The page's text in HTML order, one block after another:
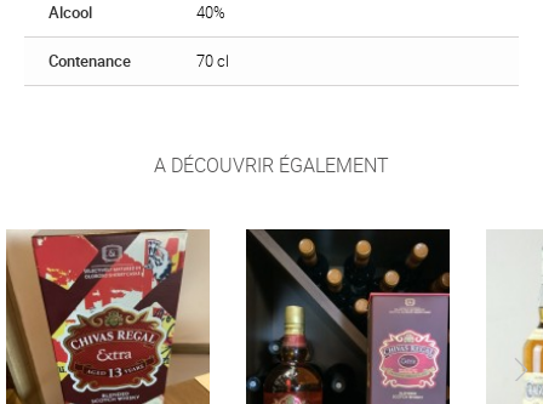
Alcool 40%
Contenance 70 cl
A DÉCOUVRIR ÉGALEMENT